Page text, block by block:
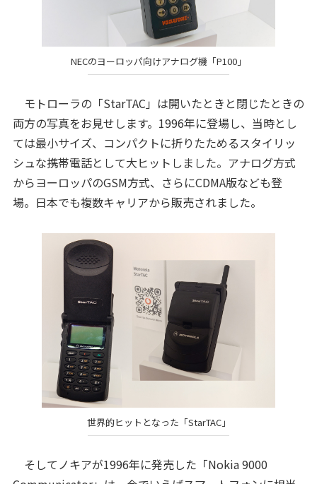
NECのヨーロッパ向けアナログ機「P100」
モトローラの「StarTAC」は開いたときと閉じたときの
両方の写真をお見せします。1996年に登場し、当時とし
ては最小サイズ、コンパクトに折りたためるスタイリッ
シュな携帯電話として大ヒットしました。アナログ方式
からヨーロッパのGSM方式、さらにCDMA版なども登
場。日本でも複数キャリアから販売されました。
世界的ヒットとなった「StarTAC」
そしてノキアが1996年に発売した「Nokia 9000